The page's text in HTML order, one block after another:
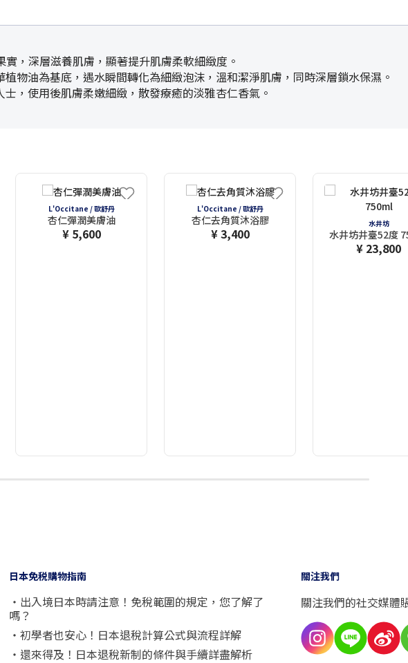
，深層滋養肌膚，顯著提升肌膚柔軟細緻度。
物油為基底，遇水瞬間轉化為細緻泡沫，溫和潔淨肌膚，同時深層鎖水保濕。
，使用後肌膚柔嫩細緻，散發療癒的淡雅杏仁香氣。
L'Occitane / 歐舒丹
杏仁彈潤美膚油
¥ 5,600
L'Occitane / 歐舒丹
杏仁去角質沐浴膠
¥ 3,400
水井坊
水井坊井臺52度
¥ 23,800
2 3 4 5 6 7 8 9 10
日本免税購物指南
・出入境日本時請注意！免稅範圍的規定，您了解了
嗎？
・初學者也安心！日本退稅計算公式與流程詳解
・還來得及！日本退稅新制的條件與手續詳盡解析
關注我們
關注我們的社交媒體